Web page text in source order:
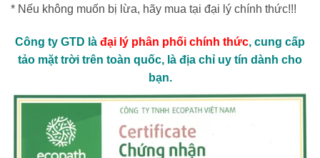
* Nếu không muốn bị lừa, hãy mua tại đại lý chính thức!!!
Công ty GTD là đại lý phân phối chính thức, cung cấp
tảo mặt trời trên toàn quốc, là địa chỉ uy tín dành cho
bạn.